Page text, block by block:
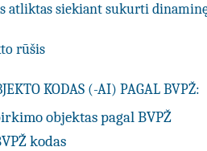
atliktas siekiant sukurti
rūšis
KODAS (-AI) PAGAL BVPŽ:
objektas pagal BVPŽ
kodas